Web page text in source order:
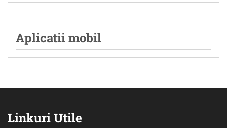
Aplicatii mobil
Linkuri Utile